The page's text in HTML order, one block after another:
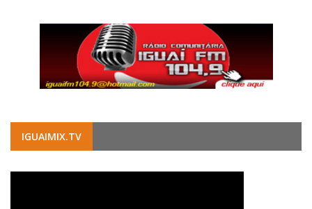
IGUAIMIX.TV